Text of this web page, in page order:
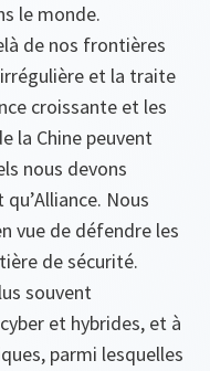
le monde.
de nos frontières
et la traite
croissante et les
la Chine peuvent
nous devons
Nous
vue de défendre les
de sécurité.
souvent
et hybrides, et à
parmi lesquelles